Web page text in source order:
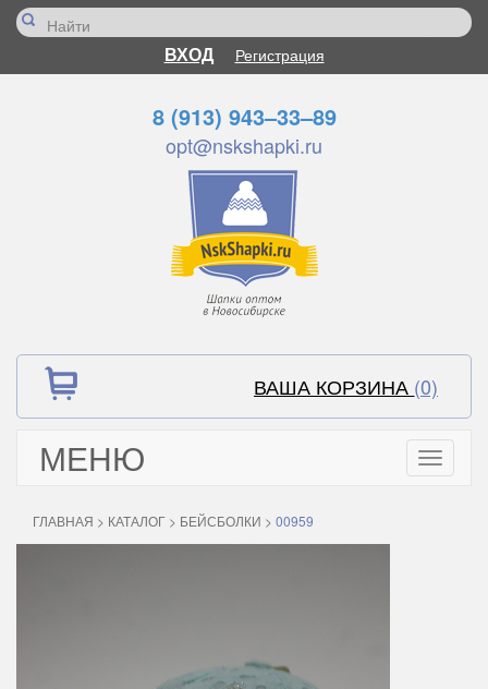
ВХОД Регистрация
8 (913) 943–33–89
opt@nskshapki.ru
ВАША КОРЗИНА (0)
МЕНЮ
Toggle
ГЛАВНАЯ > КАТАЛОГ > БЕЙСБОЛКИ > 00959